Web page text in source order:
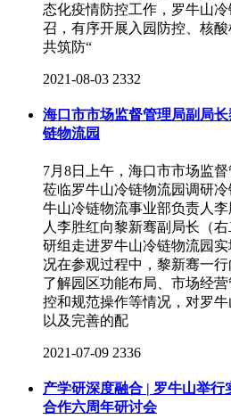
态化疫情防控工作，罗牛山
召，有序开展入园防控、核酸
共筑防“
2021-08-03 2332
海口市市场监督管理局副局
链物流园
7月8日上午，海口市市场监
莅临罗牛山冷链物流园调研
牛山冷链物流事业部负责人
人李胜红向黎新骞副局长（
研组走进罗牛山冷链物流园
况在参观过程中，黎新骞一
了解园区功能布局、市场经
控和规范操作等情况，对罗
以及完善的配
2021-07-09 2336
产学研深度融合 | 罗牛山举
合作六周年研讨会